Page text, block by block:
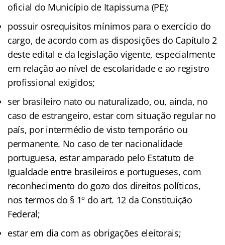
oficial do Município de Itapissuma (PE);
possuir osrequisitos mínimos para o exercício do
cargo, de acordo com as disposições do Capítulo 2
deste edital e da legislação vigente, especialmente
em relação ao nível de escolaridade e ao registro
profissional exigidos;
ser brasileiro nato ou naturalizado, ou, ainda, no
caso de estrangeiro, estar com situação regular no
país, por intermédio de visto temporário ou
permanente. No caso de ter nacionalidade
portuguesa, estar amparado pelo Estatuto de
Igualdade entre brasileiros e portugueses, com
reconhecimento do gozo dos direitos políticos,
nos termos do § 1º do art. 12 da Constituição
Federal;
estar em dia com as obrigações eleitorais;